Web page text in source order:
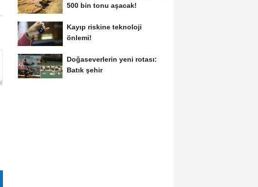
500 bin tonu aşacak!
Kayıp riskine teknoloji
önlemi!
Doğaseverlerin yeni rotası:
Batık şehir